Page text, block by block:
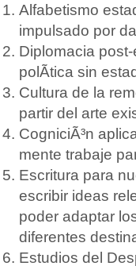
Alfabetismo
impulsado por
Diplomacia
polÃ­tica sin
Cultura de la
partir del arte
CogniciÃ³n
mente trabaje
Escritura para
escribir ideas
poder adaptar
diferentes
Estudios del